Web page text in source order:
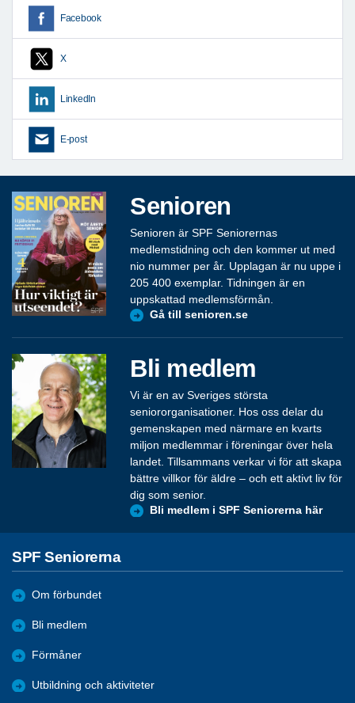
Facebook
X
LinkedIn
E-post
Senioren
Senioren är SPF Seniorernas
medlemstidning och den kommer ut med
nio nummer per år. Upplagan är nu uppe i
205 400 exemplar. Tidningen är en
uppskattad medlemsförmån.
Gå till senioren.se
Bli medlem
Vi är en av Sveriges största
seniororganisationer. Hos oss delar du
gemenskapen med närmare en kvarts
miljon medlemmar i föreningar över hela
landet. Tillsammans verkar vi för att skapa
bättre villkor för äldre – och ett aktivt liv för
dig som senior.
Bli medlem i SPF Seniorerna här
SPF Seniorerna
Om förbundet
Bli medlem
Förmåner
Utbildning och aktiviteter